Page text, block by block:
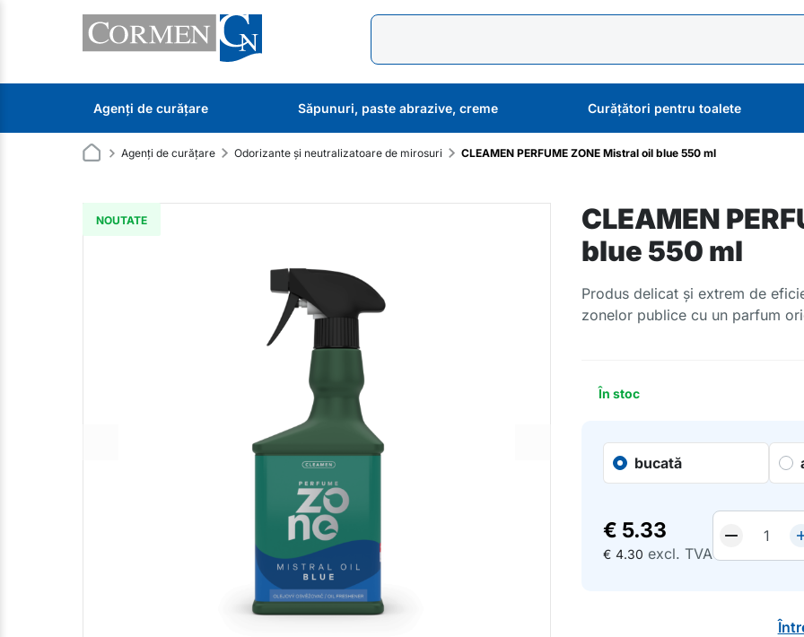
Agenți de curățare Săpunuri, paste abrazive, creme Curățători pentru toalete
Agenți de curățare Odorizante și neutralizatoare de mirosuri CLEAMEN PERFUME ZONE Mistral oil blue 550 ml
CLEAMEN
blue 550 ml
Produs delicat și extrem de
zonelor publice cu un parfum
NOUTATE
În stoc
bucată
€ 5.33
€ 4.30 excl. TVA